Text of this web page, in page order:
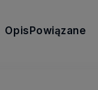
Opis Powiązane